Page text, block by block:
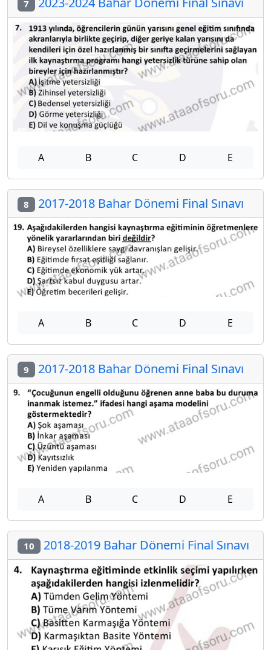
7
A B C D E
8 2017-2018 Bahar Dönemi Final Sınavı
A B C D E
9 2017-2018 Bahar Dönemi Final Sınavı
A B C D E
10 2018-2019 Bahar Dönemi Final Sınavı